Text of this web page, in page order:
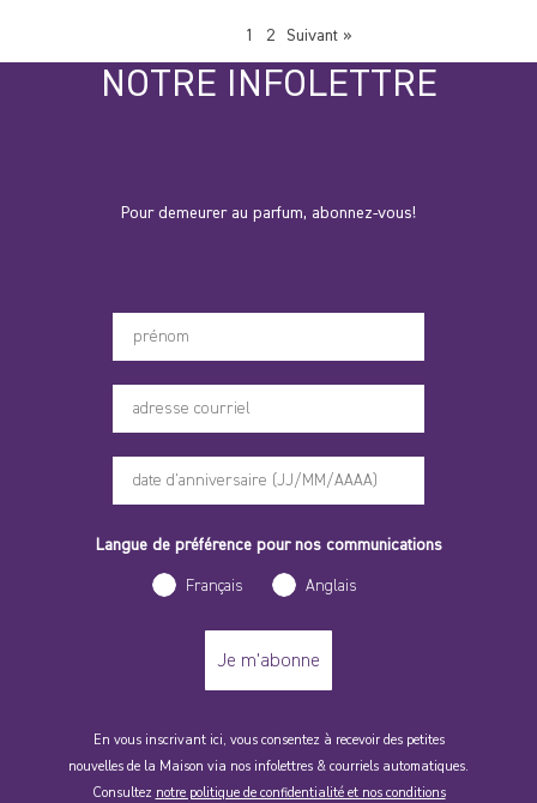
page
1 page
2 Suivant »
NOTRE INFOLETTRE
Pour demeurer au parfum, abonnez-vous!
Langue de préférence pour nos communications
Français
Anglais
Je m'abonne
En vous inscrivant ici, vous consentez à recevoir des petites
nouvelles de la Maison via nos infolettres & courriels automatiques.
Consultez notre politique de confidentialité et nos conditions